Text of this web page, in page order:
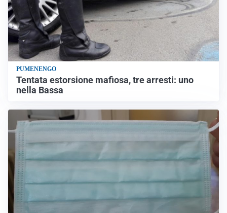
PUMENENGO
Tentata estorsione mafiosa, tre arresti: uno
nella Bassa